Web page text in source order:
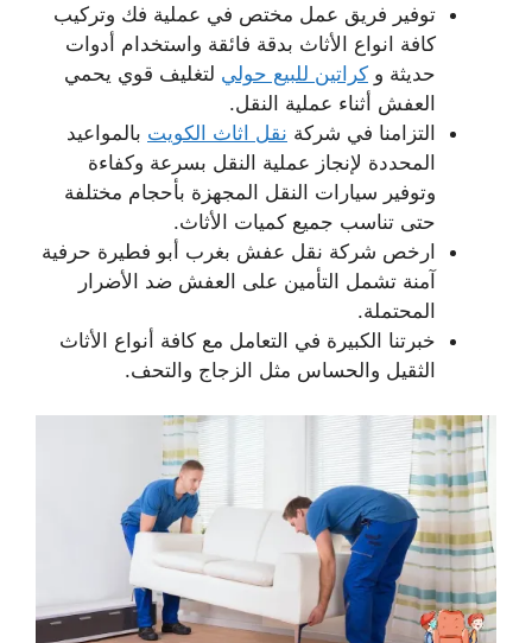
توفير فريق عمل مختص في عملية فك وتركيب
كافة انواع الأثاث بدقة فائقة واستخدام أدوات
حديثة وكراتين للبيع حوليلتغليف قوي يحمي
العفش أثناء عملية النقل.
التزامنا في شركةنقل اثاث الكويتبالمواعيد
المحددة لإنجاز عملية النقل بسرعة وكفاءة
وتوفير سيارات النقل المجهزة بأحجام مختلفة
حتى تناسب جميع كميات الأثاث.
ارخص شركة نقل عفش بغرب أبو فطيرة حرفية
آمنة تشمل التأمين على العفش ضد الأضرار
المحتملة.
خبرتنا الكبيرة في التعامل مع كافة أنواع الأثاث
الثقيل والحساس مثل الزجاج والتحف.